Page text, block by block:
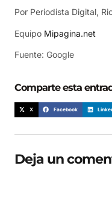
Por Periodista Digital,
Equipo Mipagina.net
Fuente: Google
Comparte esta
X Facebook
Deja un